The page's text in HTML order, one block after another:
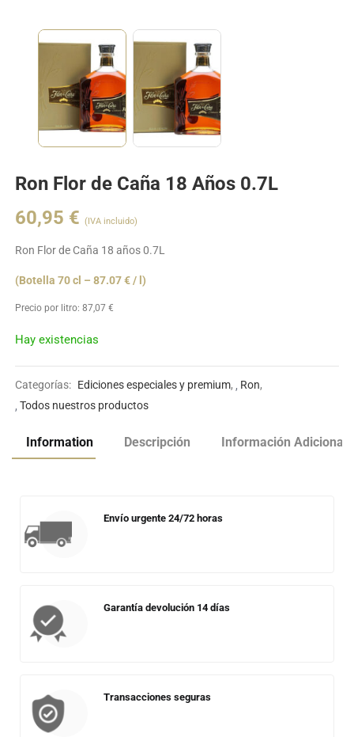
Ron Flor de Caña 18 Años 0.7L
60,95 € (IVA incluido)
Ron Flor de Caña 18 años 0.7L
(Botella 70 cl – 87.07 € / l)
Precio por litro:87,07€
Hay existencias
Categorías: Ediciones especiales y premium, Ron,
Todos nuestros productos
Information Descripción Información Adicional
Envío urgente 24/72 horas
Garantía devolución 14 días
Transacciones seguras